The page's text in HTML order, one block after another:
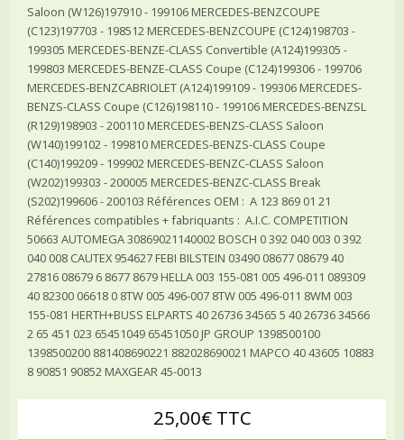
Saloon (W126)197910 - 199106 MERCEDES-BENZCOUPE
(C123)197703 - 198512 MERCEDES-BENZCOUPE (C124)198703 -
199305 MERCEDES-BENZE-CLASS Convertible (A124)199305 -
199803 MERCEDES-BENZE-CLASS Coupe (C124)199306 - 199706
MERCEDES-BENZCABRIOLET (A124)199109 - 199306 MERCEDES-
BENZS-CLASS Coupe (C126)198110 - 199106 MERCEDES-BENZSL
(R129)198903 - 200110 MERCEDES-BENZS-CLASS Saloon
(W140)199102 - 199810 MERCEDES-BENZS-CLASS Coupe
(C140)199209 - 199902 MERCEDES-BENZC-CLASS Saloon
(W202)199303 - 200005 MERCEDES-BENZC-CLASS Break
(S202)199606 - 200103 Références OEM : A 123 869 01 21
Références compatibles + fabriquants : A.I.C. COMPETITION
50663 AUTOMEGA 30869021140002 BOSCH 0 392 040 003 0 392
040 008 CAUTEX 954627 FEBI BILSTEIN 03490 08677 08679 40
27816 08679 6 8677 8679 HELLA 003 155-081 005 496-011 089309
40 82300 06618 0 8TW 005 496-007 8TW 005 496-011 8WM 003
155-081 HERTH+BUSS ELPARTS 40 26736 34565 5 40 26736 34566
2 65 451 023 65451049 65451050 JP GROUP 1398500100
1398500200 881408690221 882028690021 MAPCO 40 43605 10883
8 90851 90852 MAXGEAR 45-0013
25,00€ TTC